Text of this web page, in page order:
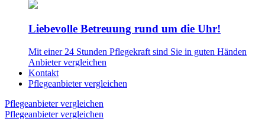
Liebevolle Betreuung rund um die Uhr!
Mit einer 24 Stunden Pflegekraft sind Sie in guten Händen
Anbieter vergleichen
Kontakt
Pflegeanbieter vergleichen
Pflegeanbieter vergleichen
Pflegeanbieter vergleichen